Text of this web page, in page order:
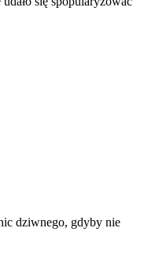
dziwnego, gdyby nie